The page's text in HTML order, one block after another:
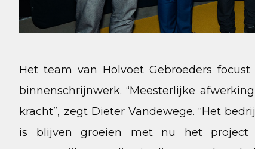
Het team van Holvoet Gebroeders
binnenschrijnwerk. “Meesterlijke
kracht”, zegt Dieter Vandewege. “Het
is blijven groeien met nu het project